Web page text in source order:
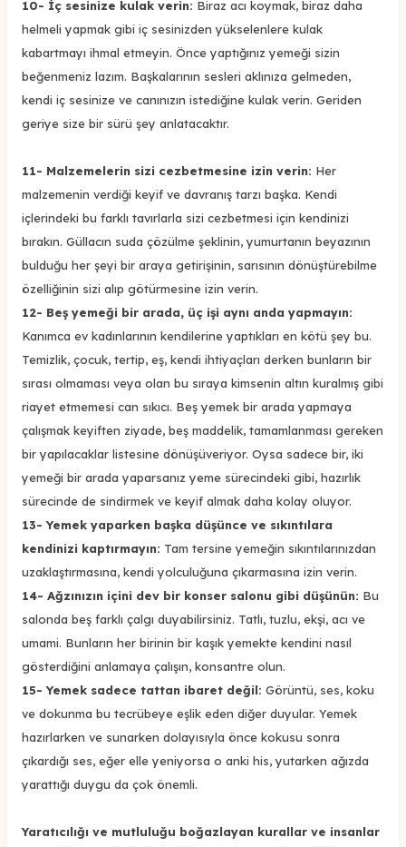
10- İç sesinize kulak verin: Biraz acı koymak, biraz daha
helmeli yapmak gibi iç sesinizden yükselenlere kulak
kabartmayı ihmal etmeyin. Önce yaptığınız yemeği sizin
beğenmeniz lazım. Başkalarının sesleri aklınıza gelmeden,
kendi iç sesinize ve canınızın istediğine kulak verin. Geriden
geriye size bir sürü şey anlatacaktır.
11- Malzemelerin sizi cezbetmesine izin verin: Her
malzemenin verdiği keyif ve davranış tarzı başka. Kendi
içlerindeki bu farklı tavırlarla sizi cezbetmesi için kendinizi
bırakın. Güllacın suda çözülme şeklinin, yumurtanın beyazının
bulduğu her şeyi bir araya getirişinin, sarısının dönüştürebilme
özelliğinin sizi alıp götürmesine izin verin.
12- Beş yemeği bir arada, üç işi aynı anda yapmayın:
Kanımca ev kadınlarının kendilerine yaptıkları en kötü şey bu.
Temizlik, çocuk, tertip, eş, kendi ihtiyaçları derken bunların bir
sırası olmaması veya olan bu sıraya kimsenin altın kuralmış gibi
riayet etmemesi can sıkıcı. Beş yemek bir arada yapmaya
çalışmak keyiften ziyade, beş maddelik, tamamlanması gereken
bir yapılacaklar listesine dönüşüveriyor. Oysa sadece bir, iki
yemeği bir arada yaparsanız yeme sürecindeki gibi, hazırlık
sürecinde de sindirmek ve keyif almak daha kolay oluyor.
13- Yemek yaparken başka düşünce ve sıkıntılara
kendinizi kaptırmayın: Tam tersine yemeğin sıkıntılarınızdan
uzaklaştırmasına, kendi yolculuğuna çıkarmasına izin verin.
14- Ağzınızın içini dev bir konser salonu gibi düşünün: Bu
salonda beş farklı çalgı duyabilirsiniz. Tatlı, tuzlu, ekşi, acı ve
umami. Bunların her birinin bir kaşık yemekte kendini nasıl
gösterdiğini anlamaya çalışın, konsantre olun.
15- Yemek sadece tattan ibaret değil: Görüntü, ses, koku
ve dokunma bu tecrübeye eşlik eden diğer duyular. Yemek
hazırlarken ve sunarken dolayısıyla önce kokusu sonra
çıkardığı ses, eğer elle yeniyorsa o anki his, yutarken ağızda
yarattığı duygu da çok önemli.
Yaratıcılığı ve mutluluğu boğazlayan kurallar ve insanlar